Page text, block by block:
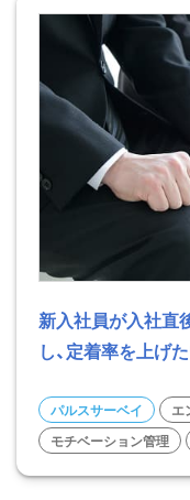
新入社員が入社直
し、定着率を上げ
パルスサーベイ
エ
モチベーション管理